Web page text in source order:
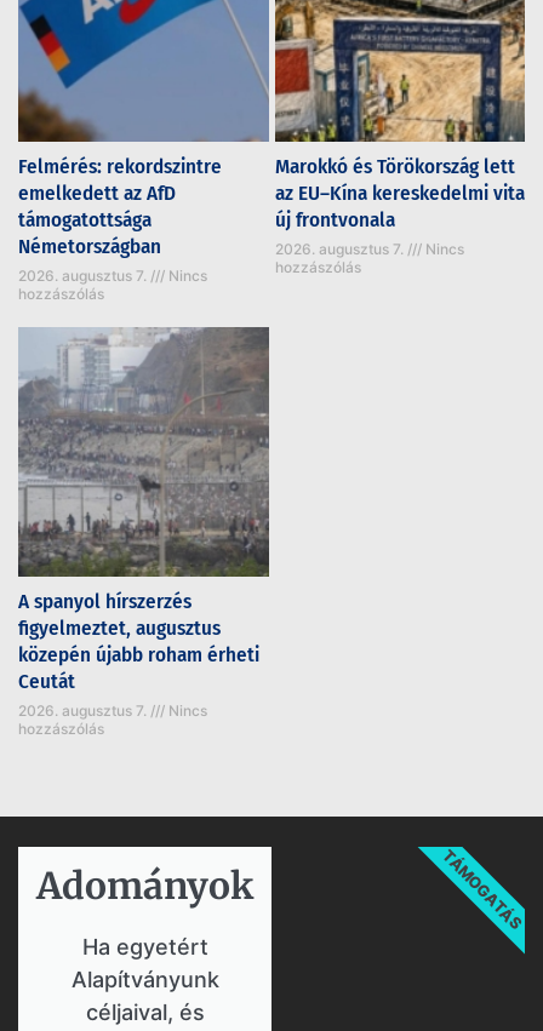
Felmérés: rekordszintre
emelkedett az AfD
támogatottsága
Németországban
2026. augusztus 7.
Nincs
hozzászólás
Marokkó és Törökország lett
az EU–Kína kereskedelmi vita
új frontvonala
2026. augusztus 7.
Nincs
hozzászólás
A spanyol hírszerzés
figyelmeztet, augusztus
közepén újabb roham érheti
Ceutát
2026. augusztus 7.
Nincs
hozzászólás
Adományok​
Ha egyetért
Alapítványunk
céljaival, és
TÁMOGATÁS